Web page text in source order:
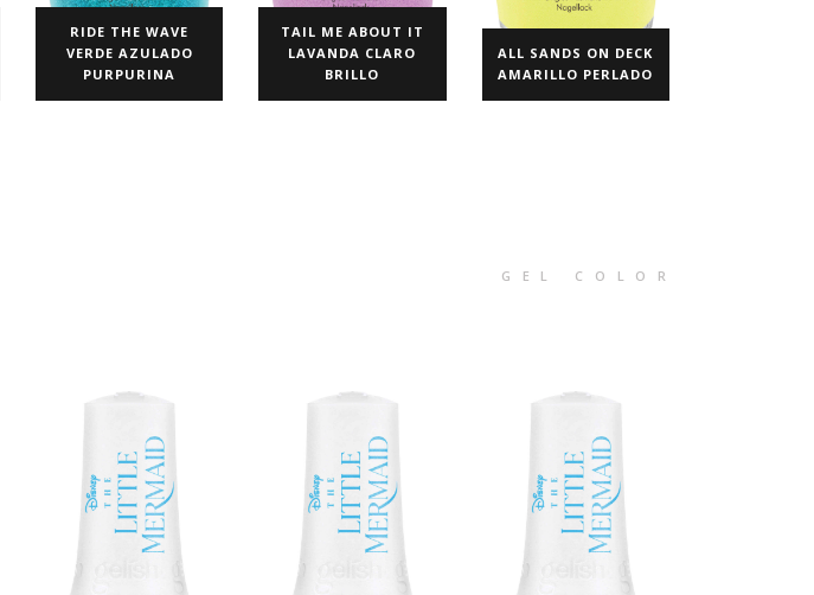
RIDE THE WAVE
VERDE AZULADO
PURPURINA
TAIL ME ABOUT IT
LAVANDA CLARO
BRILLO
ALL SANDS ON DECK
AMARILLO PERLADO
GEL COLOR